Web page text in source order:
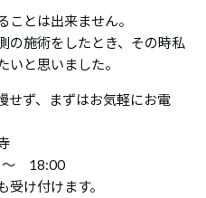
とは出来ません。
の施術をしたとき、その時私
いと思いました。
せず、まずはお気軽にお電
18:00
け付けます。